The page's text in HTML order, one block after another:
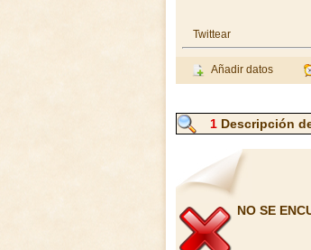
Twittear
Añadir datos
1 Descripción
NO SE